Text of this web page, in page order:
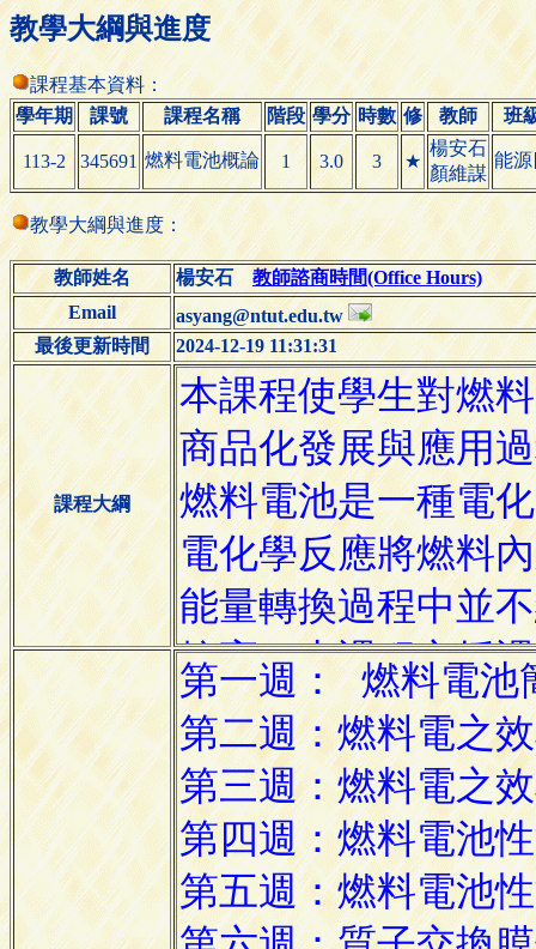
教學大綱與進度
課程基本資料：
學年期
課號 課程名稱 階段 學分 時數 修 教師 班
113-2 345691 燃料電池概論 1 3.0 3 ★
楊安石
顏維謀
能源
教學大綱與進度：
教師姓名 楊安石教師諮商時間(Office Hours)
Email
asyang@ntut.edu.tw
最後更新時間
2024-12-19 11:31:31
課程大綱